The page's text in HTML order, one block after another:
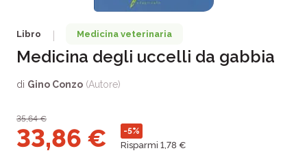
Libro Medicina veterinaria
Medicina degli uccelli da gabbia
di Gino Conzo (Autore)
35,64€
33,86 € -5%
Risparmi 1,78 €